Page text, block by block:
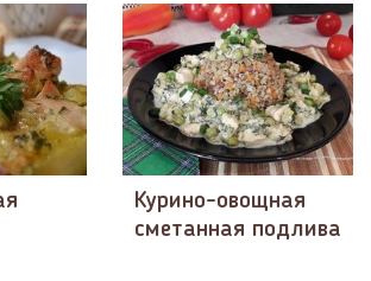
Курино-овощная
сметанная подлива